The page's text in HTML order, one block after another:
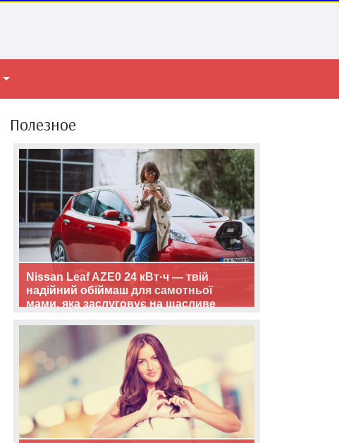
Полезное
Nissan Leaf AZE0 24 кВт·ч — твій
надійний обіймаш для самотньої
мами, яка заслуговує на щасливе